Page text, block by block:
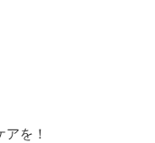
を！